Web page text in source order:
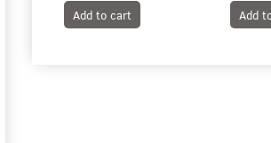
Add to cart Add